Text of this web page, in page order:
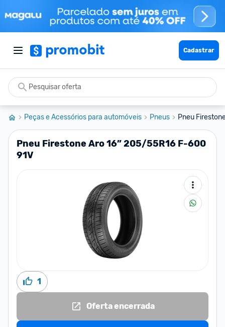
Cadastrar
Peças e Acessórios para automóveis Pneus Pneu
Pneu Firestone Aro 16” 205/55R16 F-600
91V
1
Oferta encerrada